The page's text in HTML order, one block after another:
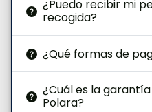
¿Puedo recibir mi
recogida?
¿Qué formas de
¿Cuál es la
Polara?